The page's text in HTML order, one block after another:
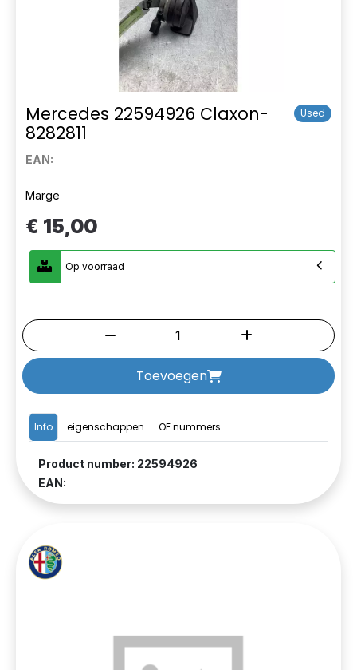
Mercedes 22594926 Claxon-
8282811
Used
EAN:
Info eigenschappen OE nummers
Product number: 22594926
EAN:
Marge
€ 15,00
Op voorraad
Toevoegen